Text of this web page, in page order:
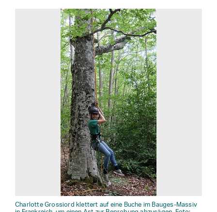
Charlotte Grossiord klettert auf eine Buche im Bauges-Massiv